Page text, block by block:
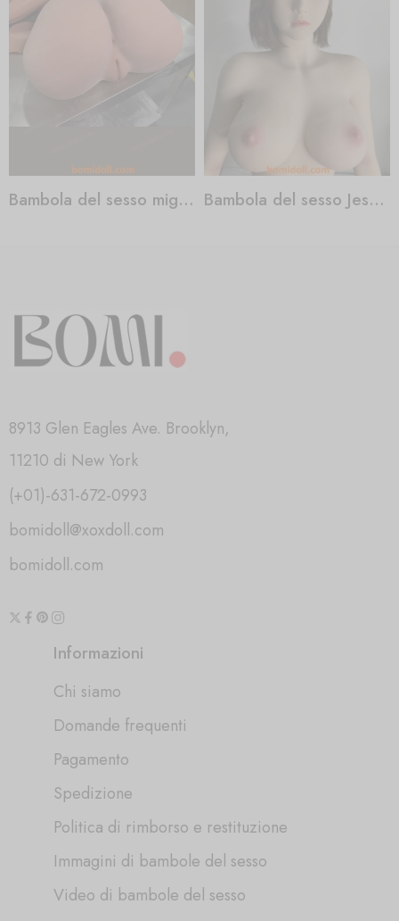
Bambola del sesso migliore Bambola del sesso Jessica Ryan
8913 Glen Eagles Ave. Brooklyn,
11210 di New York
(+01)-631-672-0993
bomidoll@xoxdoll.com
bomidoll.com
Informazioni
Chi siamo
Domande frequenti
Pagamento
Spedizione
Politica di rimborso e restituzione
Immagini di bambole del sesso
Video di bambole del sesso